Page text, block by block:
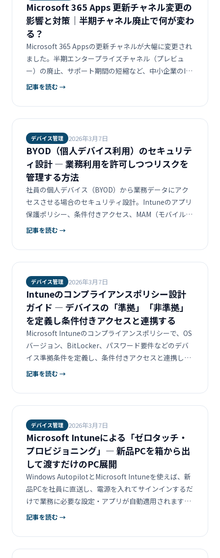
Microsoft 365 Apps 更新チャネル変更の
影響と対策｜半期チャネル廃止で何が変わ
る？
Microsoft 365 Appsの更新チャネルが大幅に変更され
ました。半期エンタープライズチャネル（プレビュ
ー）の廃止、サポート期間の短縮など、中小企業のIT
管理者が知るべき変更点と具体的な対応策を解説しま
記事を読む →
デバイス管理 2026年3月7日
BYOD（個人デバイス利用）のセキュリテ
ィ設計 ― 業務利用を許可しつつリスクを
管理する方法
社員の個人デバイス（BYOD）から業務データにアク
セスさせる場合のセキュリティ設計。Intuneのアプリ
保護ポリシー、条件付きアクセス、MAM（モバイルア
プリ管理）を活用したBYOD対応を解説します。
記事を読む →
デバイス管理 2026年3月7日
Intuneのコンプライアンスポリシー設計
ガイド ― デバイスの「準拠」「非準拠」
を定義し条件付きアクセスと連携する
Microsoft Intuneのコンプライアンスポリシーで、OS
バージョン、BitLocker、パスワード要件などのデバ
イス準拠条件を定義し、条件付きアクセスと連携して
非準拠デバイスのアクセスを制限する方法を解説しま
記事を読む →
デバイス管理 2026年3月7日
Microsoft Intuneによる「ゼロタッチ・
プロビジョニング」― 新品PCを箱から出
して渡すだけのPC展開
Windows AutopilotとMicrosoft Intuneを使えば、新
品PCを社員に直送し、電源を入れてサインインするだ
けで業務に必要な設定・アプリが自動適用されます。
ゼロタッチ・プロビジョニングの仕組み、メリット、
記事を読む →